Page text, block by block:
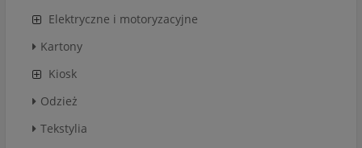
Elektryczne i motoryzacyjne
Kartony
Kiosk
Odzież
Tekstylia